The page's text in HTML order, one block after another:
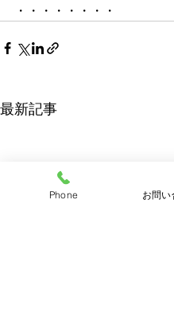
・・・・・・・・
最新記事
Phone お問い